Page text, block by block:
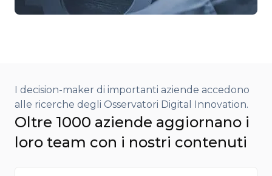
I decision-maker di importanti aziende accedono
alle ricerche degli Osservatori Digital Innovation.​
Oltre 1000 aziende aggiornano i
loro team con i nostri contenuti